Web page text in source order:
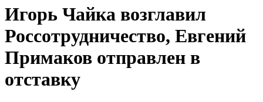
Игорь Чайка возглавил
Россотрудничество, Евгений
Примаков отправлен в
отставку